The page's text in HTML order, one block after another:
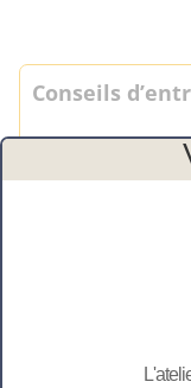
et
Moi
Conseils
Lavage à la
Pas de